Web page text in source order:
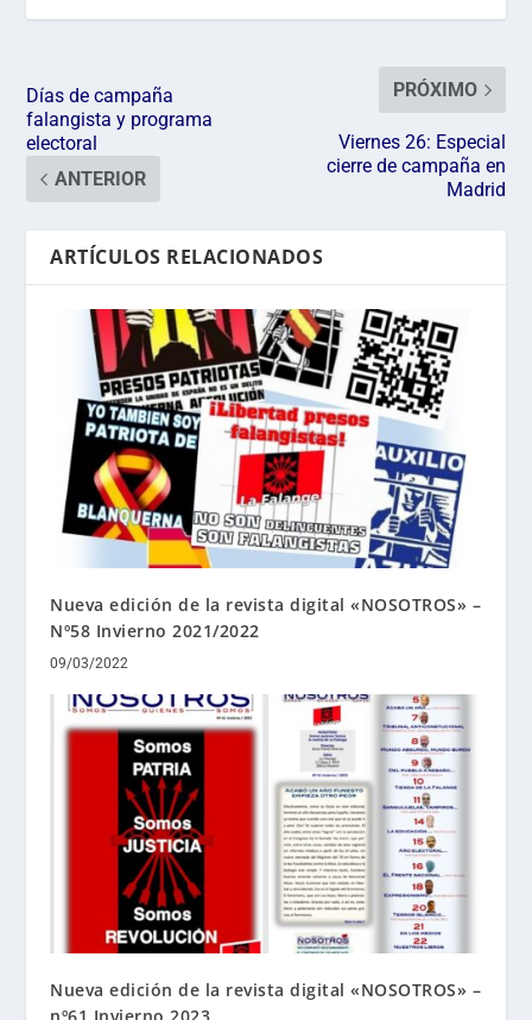
Días de campaña
falangista y programa
electoral
ANTERIOR
PRÓXIMO
Viernes 26: Especial
cierre de campaña en
Madrid
ARTÍCULOS RELACIONADOS
Nueva edición de la revista digital «NOSOTROS» –
Nº58 Invierno 2021/2022
09/03/2022
Nueva edición de la revista digital «NOSOTROS» –